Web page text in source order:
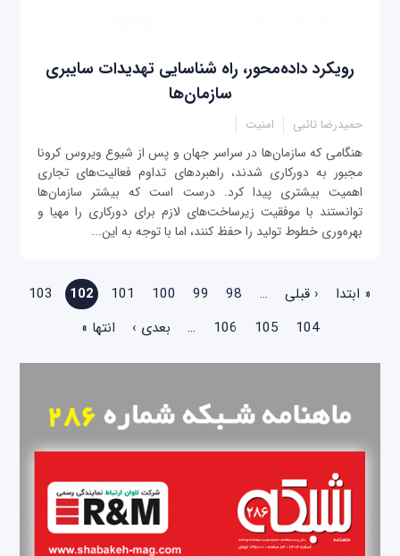
رویکرد داده‌محور، راه شناسایی تهدیدات سایبری
سازمان‌ها
حمیدرضا تائبی امنیت
‌هنگامی که سازمان‌ها در سراسر جهان و پس از شیوع ویروس کرونا
مجبور به دورکاری شدند، راهبردهای تداوم فعالیت‌های تجاری
اهمیت بیشتری پیدا کرد. درست است که بیشتر سازمان‌ها
توانستند با موفقیت زیرساخت‌های لازم برای دورکاری را مهیا و
بهره‌وری خطوط تولید را حفظ کنند، اما با توجه به این‌...
صفحه‌ها
« ابتدا ‹ قبلی …
98
99
100
101
102
103
104
105
106
… بعدی › انتها »